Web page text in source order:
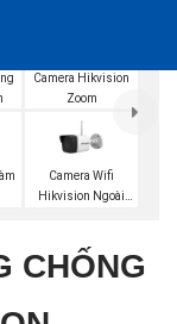
Camera Hikvision
Zoom
Camera Wifi
Hikvision Ngoài
CHỐNG